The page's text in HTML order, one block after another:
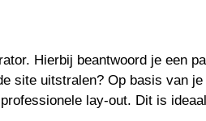
Hierbij beantwoord je een
site uitstralen? Op basis van
lay-out. Dit is